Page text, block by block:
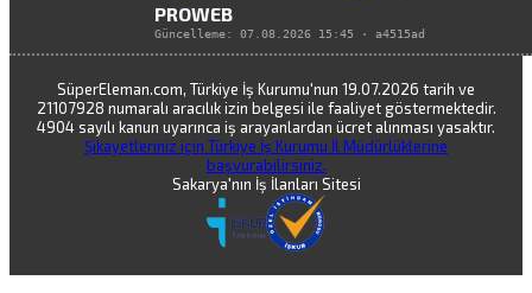
PROWEB
Güncelleme: 07.08.2026 15:45 · a4515ad
SüperEleman.com, Türkiye İş Kurumu'nun 19.07.2026 tarih ve
21107928 numaralı aracılık izin belgesi ile faaliyet göstermektedir.
4904 sayılı kanun uyarınca iş arayanlardan ücret alınması yasaktır.
Şikayetleriniz için Türkiye İş Kurumu İl Müdürlüklerine
başvurabilirsiniz.
Sakarya'nın İş İlanları Sitesi